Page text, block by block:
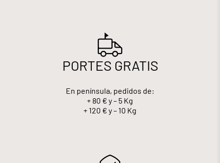
PORTES GRATIS
En península, pedidos de:
+ 80 € y – 5 Kg
+ 120 € y – 10 Kg